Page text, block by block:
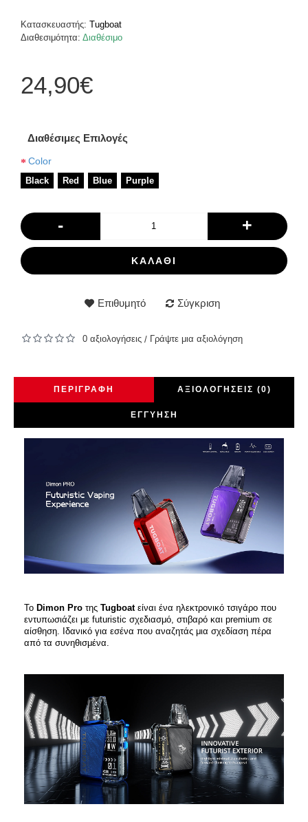
Κατασκευαστής: Tugboat
Διαθεσιμότητα: Διαθέσιμο
24,90€
Διαθέσιμες Επιλογές
Color
Black Red Blue Purple
- +
ΚΑΛΆΘΙ
Επιθυμητό Σύγκριση
0 αξιολογήσεις / Γράψτε μια αξιολόγηση
ΠΕΡΙΓΡΑΦΉ ΑΞΙΟΛΟΓΉΣΕΙΣ (0)
ΕΓΓΎΗΣΗ
Το Dimon Pro της Tugboatείναι ένα ηλεκτρονικό τσιγάρο που
εντυπωσιάζει με futuristic σχεδιασμό, στιβαρό και premium σε
αίσθηση. Ιδανικό για εσένα που αναζητάς μια σχεδίαση πέρα
από τα συνηθισμένα.